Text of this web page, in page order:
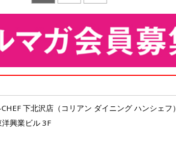
下北沢店（コリアン ダイニング ハンシェフ）
興業ビル 3F